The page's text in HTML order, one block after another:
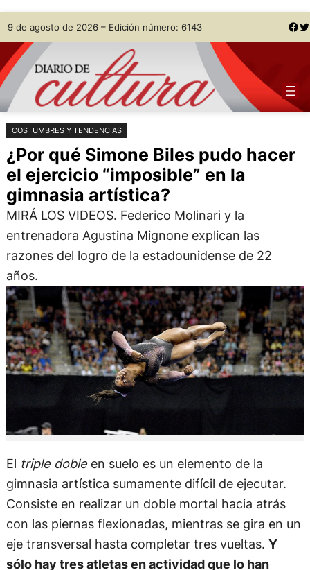
Saltar
al
contenido
Skip
to
content
9 de agosto de 2026 – Edición número: 6143 Facebook Twitter
COSTUMBRES Y TENDENCIAS
¿Por qué Simone Biles pudo hacer
el ejercicio “imposible” en la
gimnasia artística?
MIRÁ LOS VIDEOS. Federico Molinari y la
entrenadora Agustina Mignone explican las
razones del logro de la estadounidense de 22
años.
El triple dobleen suelo es un elemento de la
gimnasia artística sumamente difícil de ejecutar.
Consiste en realizar un doble mortal hacia atrás
con las piernas flexionadas, mientras se gira en un
eje transversal hasta completar tres vueltas. Y
sólo hay tres atletas en actividad que lo han